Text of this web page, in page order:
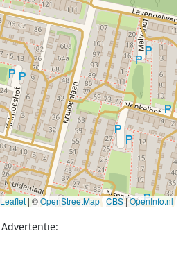
Leaflet | ©OpenStreetMap| CBS|OpenInfo.nl
Advertentie: